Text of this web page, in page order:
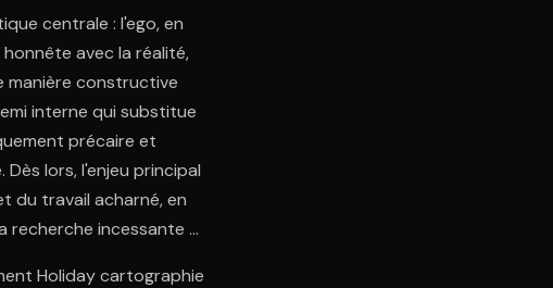
centrale : l'ego, en
avec la réalité,
manière constructive
interne qui substitue
précaire et
lors, l'enjeu principal
du travail acharné, en
incessante de
Holiday cartographie